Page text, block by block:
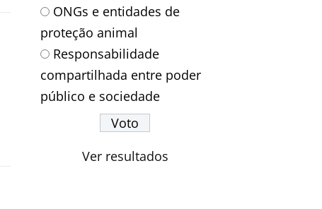
ONGs e entidades de
proteção animal
Responsabilidade
compartilhada entre poder
público e sociedade
Ver resultados